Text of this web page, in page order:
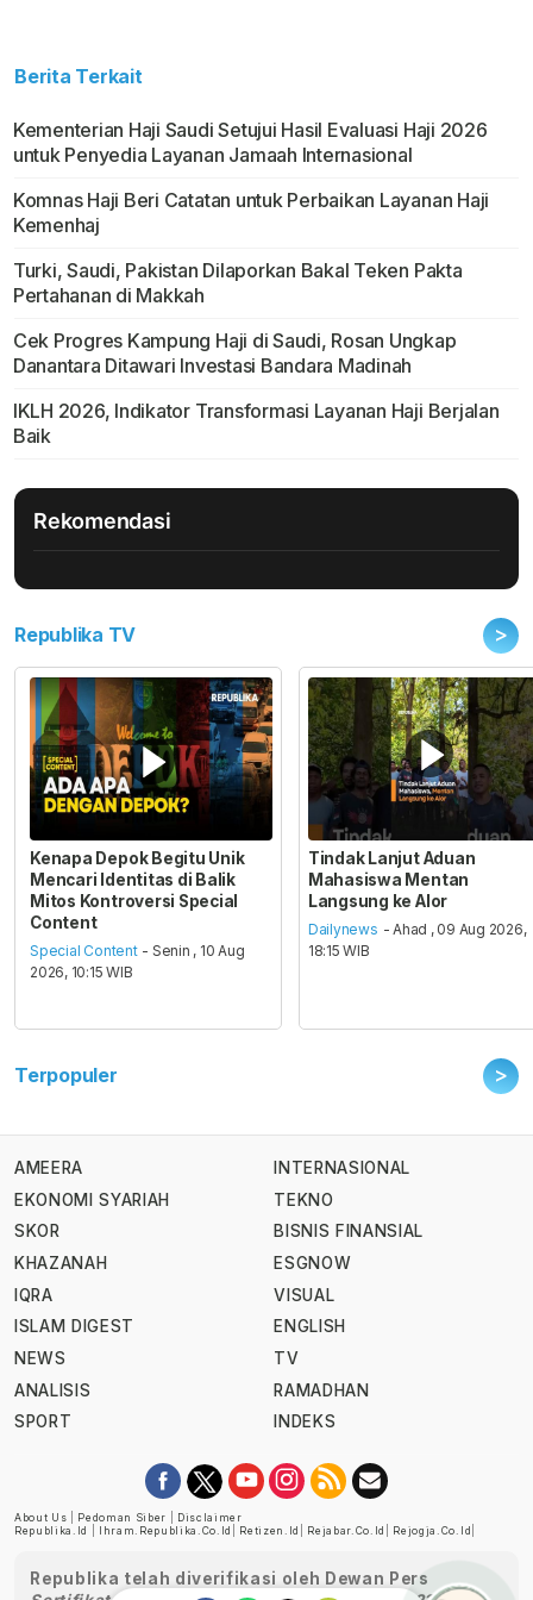
Berita Terkait
Kementerian Haji Saudi Setujui Hasil Evaluasi Haji 2026
untuk Penyedia Layanan Jamaah Internasional
Komnas Haji Beri Catatan untuk Perbaikan Layanan Haji
Kemenhaj
Turki, Saudi, Pakistan Dilaporkan Bakal Teken Pakta
Pertahanan di Makkah
Cek Progres Kampung Haji di Saudi, Rosan Ungkap
Danantara Ditawari Investasi Bandara Madinah
IKLH 2026, Indikator Transformasi Layanan Haji Berjalan
Baik
Rekomendasi
Republika TV >
Kenapa Depok Begitu Unik
Mencari Identitas di Balik
Mitos Kontroversi Special
Content
Special Content - Senin , 10 Aug
2026, 10:15 WIB
Tindak Lanjut Aduan
Mahasiswa Mentan
Langsung ke Alor
Dailynews - Ahad , 09 Aug 2026,
18:15 WIB
Terpopuler >
AMEERA
EKONOMI SYARIAH
SKOR
KHAZANAH
IQRA
ISLAM DIGEST
NEWS
ANALISIS
SPORT
INTERNASIONAL
TEKNO
BISNIS FINANSIAL
ESGNOW
VISUAL
ENGLISH
TV
RAMADHAN
INDEKS
About Us Pedoman Siber
Disclaimer
Republika.id
Ihram.republika.co.id Retizen.id Rejabar.co.id Rejogja.co.id
Republika telah diverifikasi oleh Dewan Pers